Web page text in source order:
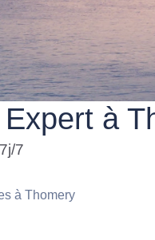
à
7
à Thomery